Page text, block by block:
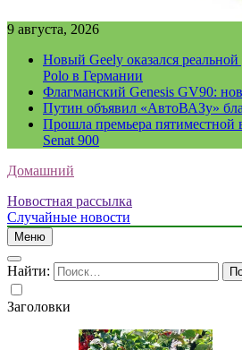
9 августа, 2026
Новый Geely оказался реальной
Polo в Германии
Флагманский Genesis GV90:
Путин объявил «АвтоВАЗу»
Прошла премьера пятиместной
Senat 900
Домашний
Новостная рассылка
Случайные новости
Меню
Найти:
Заголовки